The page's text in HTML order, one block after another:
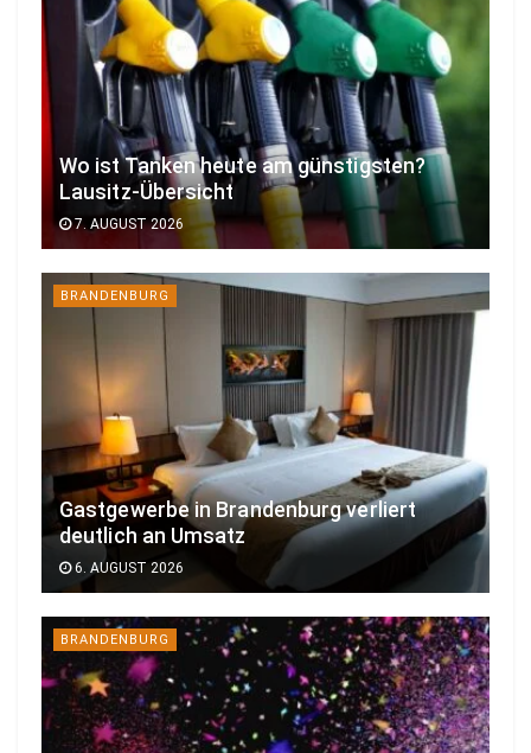
Wo ist Tanken heute am günstigsten?
Lausitz-Übersicht
7. AUGUST 2026
BRANDENBURG
Gastgewerbe in Brandenburg verliert
deutlich an Umsatz
6. AUGUST 2026
BRANDENBURG